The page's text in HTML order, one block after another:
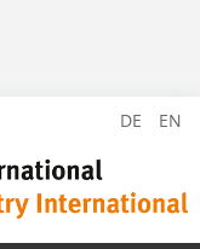
DE EN